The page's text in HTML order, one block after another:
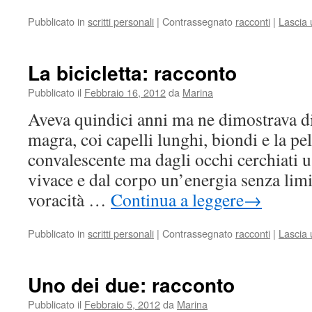
Pubblicato in scritti personali | Contrassegnato racconti | Lascia
La bicicletta: racconto
Pubblicato il Febbraio 16, 2012da Marina
Aveva quindici anni ma ne dimostrava
magra, coi capelli lunghi, biondi e la
convalescente ma dagli occhi cerchiati
vivace e dal corpo un’energia senza
voracità … Continua a leggere→
Pubblicato in scritti personali | Contrassegnato racconti | Lascia
Uno dei due: racconto
Pubblicato il Febbraio 5, 2012da Marina